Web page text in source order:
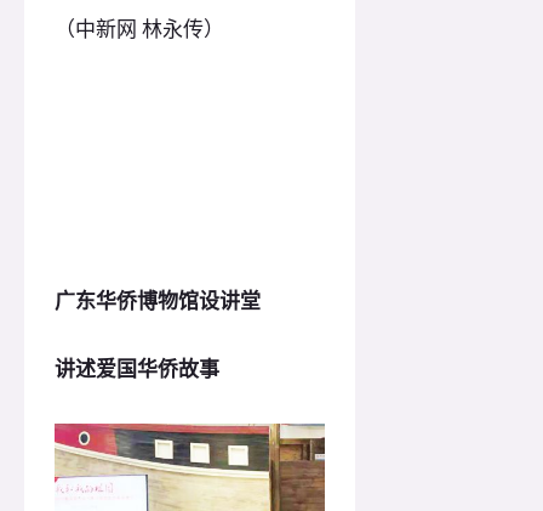
（中新网 林永传）
广东华侨博物馆设讲堂
讲述爱国华侨故事